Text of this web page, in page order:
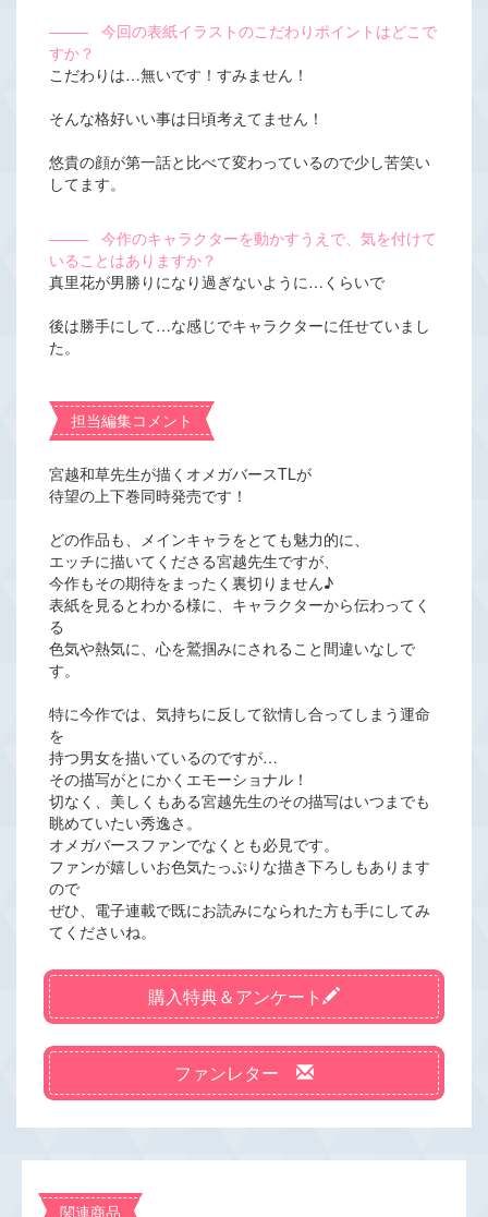
―――今回の表紙イラストのこだわりポイントはどこで
すか？
こだわりは…無いです！すみません！
そんな格好いい事は日頃考えてません！
悠貴の顔が第一話と比べて変わっているので少し苦笑い
してます。
―――今作のキャラクターを動かすうえで、気を付けて
いることはありますか？
真里花が男勝りになり過ぎないように…くらいで
後は勝手にして…な感じでキャラクターに任せていまし
た。
担当編集コメント
宮越和草先生が描くオメガバースTLが
待望の上下巻同時発売です！
どの作品も、メインキャラをとても魅力的に、
エッチに描いてくださる宮越先生ですが、
今作もその期待をまったく裏切りません♪
表紙を見るとわかる様に、キャラクターから伝わってく
る
色気や熱気に、心を鷲掴みにされること間違いなしで
す。
特に今作では、気持ちに反して欲情し合ってしまう運命
を
持つ男女を描いているのですが…
その描写がとにかくエモーショナル！
切なく、美しくもある宮越先生のその描写はいつまでも
眺めていたい秀逸さ。
オメガバースファンでなくとも必見です。
ファンが嬉しいお色気たっぷりな描き下ろしもあります
ので
ぜひ、電子連載で既にお読みになられた方も手にしてみ
てくださいね。
購入特典＆アンケート
ファンレター
関連商品